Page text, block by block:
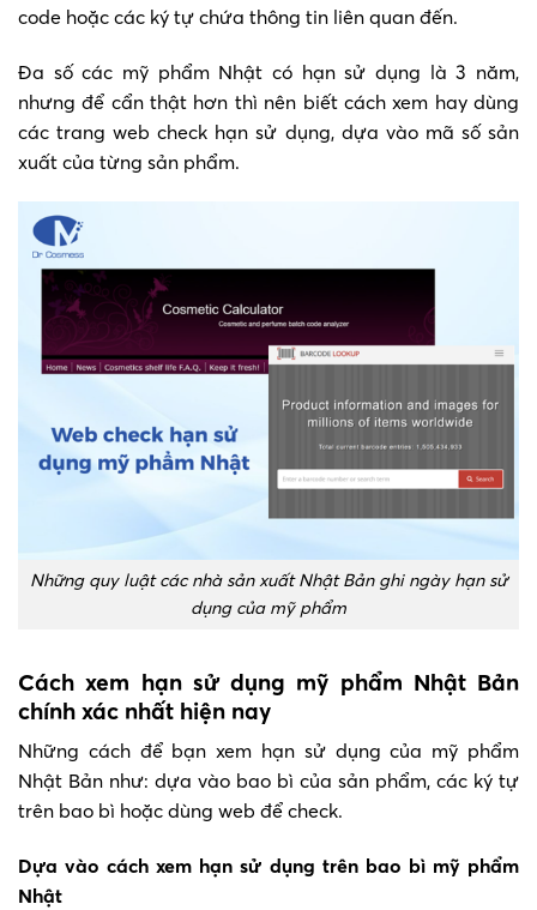
code hoặc các ký tự chứa thông tin liên quan đến.
Đa số các mỹ phẩm Nhật có hạn sử dụng là 3 năm,
nhưng để cẩn thật hơn thì nên biết cách xem hay dùng
các trang web check hạn sử dụng, dựa vào mã số sản
xuất của từng sản phẩm.
Những quy luật các nhà sản xuất Nhật Bản ghi ngày hạn sử
dụng của mỹ phẩm
Cách xem hạn sử dụng mỹ phẩm Nhật Bản
chính xác nhất hiện nay
Những cách để bạn xem hạn sử dụng của mỹ phẩm
Nhật Bản như: dựa vào bao bì của sản phẩm, các ký tự
trên bao bì hoặc dùng web để check.
Dựa vào cách xem hạn sử dụng trên bao bì mỹ phẩm
Nhật